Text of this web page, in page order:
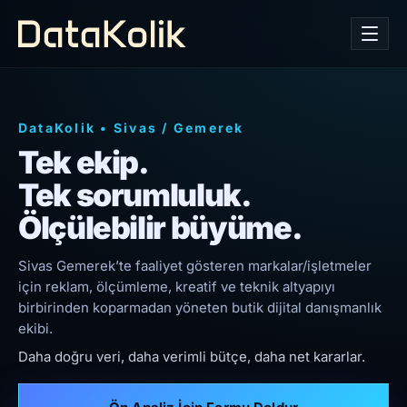
DataKolik • Sivas / Gemerek
Tek ekip.
Tek sorumluluk.
Ölçülebilir büyüme.
Sivas Gemerek’te faaliyet gösteren markalar/işletmeler
için reklam, ölçümleme, kreatif ve teknik altyapıyı
birbirinden koparmadan yöneten butik dijital danışmanlık
ekibi.
Daha doğru veri, daha verimli bütçe, daha net kararlar.